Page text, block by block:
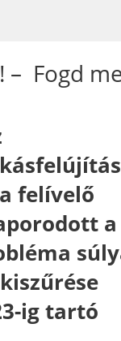
– Fogd
felívelő
a
ig tartó